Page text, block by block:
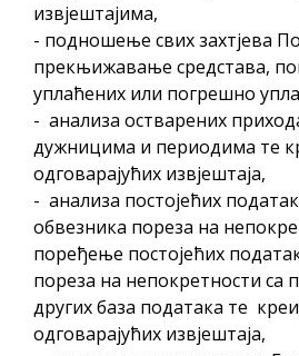
извјештајима,
- подношење свих захтјева
прекњижавање средстава,
уплаћених или погрешно
- анализа остварених
дужницима и периодима те
одговарајућих извјештаја,
- анализа постојећих
обвезника пореза на
поређење постојећих
пореза на непокретности са
других база података те
одговарајућих извјештаја,